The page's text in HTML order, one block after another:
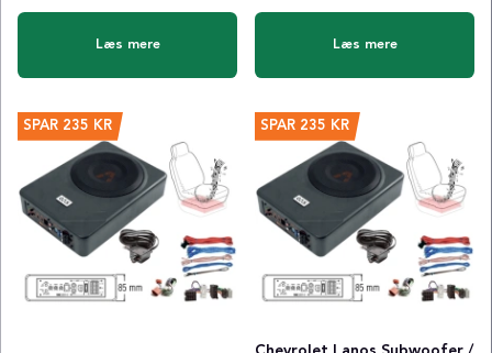
Læs mere Læs mere
SPAR 235 KR SPAR 235 KR